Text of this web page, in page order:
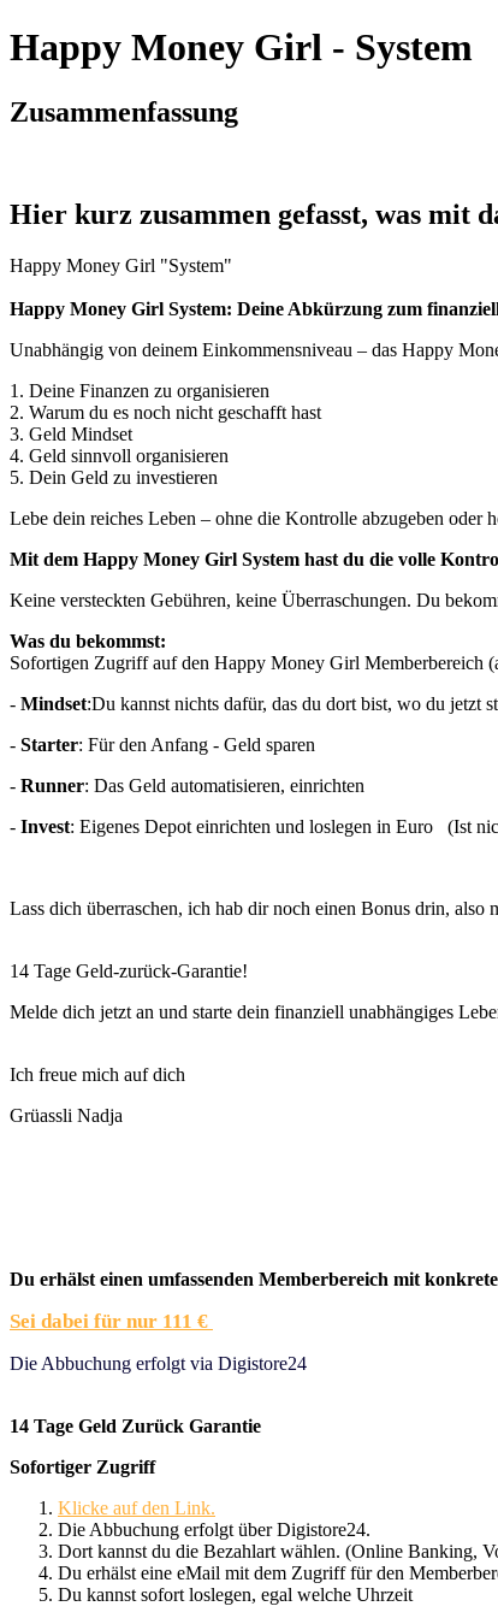
Happy Money Girl - System
Zusammenfassung
Hier kurz zusammen gefasst, was mit
Happy Money Girl "System"
Happy Money Girl System: Deine Abkürzung zum
Unabhängig von deinem Einkommensniveau – das Happy
1. Deine Finanzen zu organisieren
2. Warum du es noch nicht geschafft hast
3. Geld Mindset
4. Geld sinnvoll organisieren
5. Dein Geld zu investieren
Lebe dein reiches Leben – ohne die Kontrolle abzugeben oder
Mit dem Happy Money Girl System hast du die volle
Keine versteckten Gebühren, keine Überraschungen. Du
Was du bekommst:
Sofortigen Zugriff auf den Happy Money Girl Memberbereich
- Mindset:Du kannst nichts dafür, das du dort bist, wo du jetzt
- Starter: Für den Anfang - Geld sparen
- Runner: Das Geld automatisieren, einrichten
- Invest: Eigenes Depot einrichten und loslegen in Euro (Ist
Lass dich überraschen, ich hab dir noch einen Bonus drin, also
14 Tage Geld-zurück-Garantie!
Melde dich jetzt an und starte dein finanziell unabhängiges
Ich freue mich auf dich
Grüassli Nadja
Du erhälst einen umfassenden Memberbereich mit
Sei dabei für nur 111 €
Die Abbuchung erfolgt via Digistore24
14 Tage Geld Zurück Garantie
Sofortiger Zugriff
Klicke auf den Link.
Die Abbuchung erfolgt über Digistore24.
Dort kannst du die Bezahlart wählen. (Online Banking,
Du erhälst eine eMail mit dem Zugriff für den
Du kannst sofort loslegen, egal welche Uhrzeit